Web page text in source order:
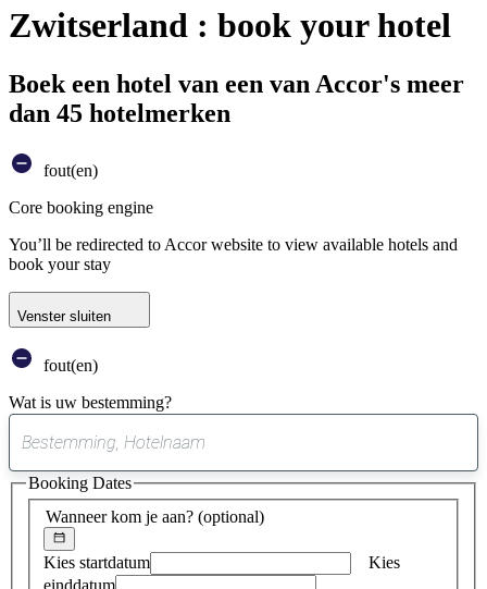
Zwitserland : book your hotel
Boek een hotel van een van Accor's meer
dan 45 hotelmerken
fout(en)
Core booking engine
You’ll be redirected to Accor website to view available hotels and
book your stay
Venster sluiten
fout(en)
Wat is uw bestemming?
suggestie
gevonden
Wanneer kom je aan? (optional)
Kies startdatum
Kies
Booking Dates